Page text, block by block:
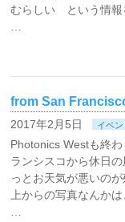
むらしい という情報
from San
2017年2月5日 イベ
Photonics Westも終
ランシスコから休日
っとお天気が悪いの
上からの写真なんか